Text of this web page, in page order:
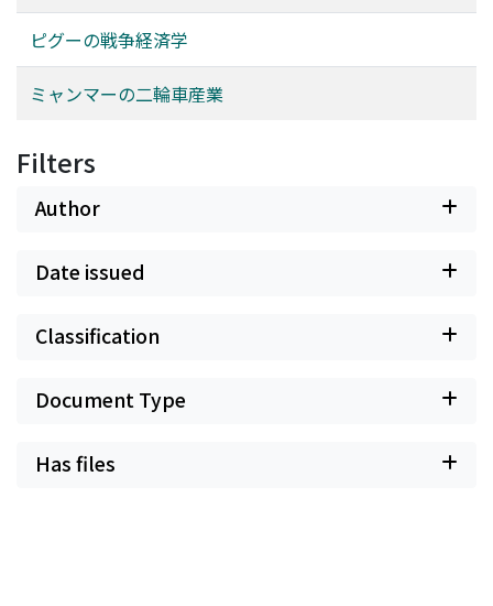
ピグーの戦争経済学
ミャンマーの二輪車産業
Filters
Author
Date issued
Classification
Document Type
Has files